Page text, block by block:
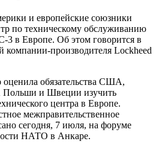
и европейские союзники
по техническому обслуживанию
3 в Европе. Об этом говорится в
компании-производителя Lockheed
обязательства США,
Польши и Швеции изучить
центра в Европе.
межправительственное
сегодня, 7 июля, на форуме
НАТО в Анкаре.